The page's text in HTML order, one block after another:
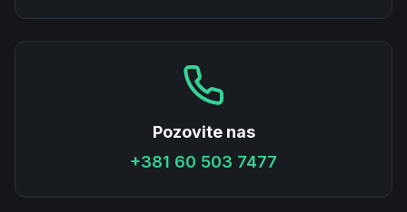
Pozovite nas
+381 60 503 7477